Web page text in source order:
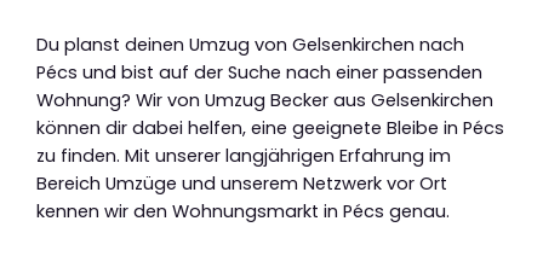
Du planst deinen Umzug von Gelsenkirchen nach
Pécs und bist auf der Suche nach einer passenden
Wohnung? Wir von Umzug Becker aus Gelsenkirchen
können dir dabei helfen, eine geeignete Bleibe in Pécs
zu finden. Mit unserer langjährigen Erfahrung im
Bereich Umzüge und unserem Netzwerk vor Ort
kennen wir den Wohnungsmarkt in Pécs genau.